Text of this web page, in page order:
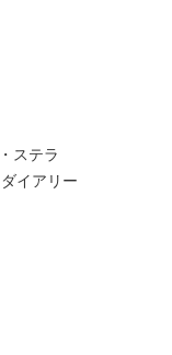
ステラ
イアリー